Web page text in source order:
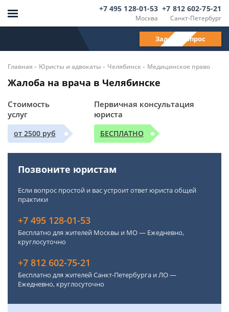
Москва
+7 495 128-01-53
Санкт-Петербург
+7 812 602-75-21
Задать вопрос
Главная - Юристы и адвокаты - Челябинск- Медицинское право
Жалоба на врача в Челябинске
Стоимость
услуг
от 2500 руб
Первичная консультация
юриста
БЕСПЛАТНО
Позвоните юристам
Если вопрос простой и вас устроит ответ юриста общей
практики
+7 495 128-01-53
Бесплатно для жителей Москвы и МО — Ежедневно,
круглосуточно
+7 812 602-75-21
Бесплатно для жителей Санкт-Петербурга и ЛО —
Ежедневно, круглосуточно